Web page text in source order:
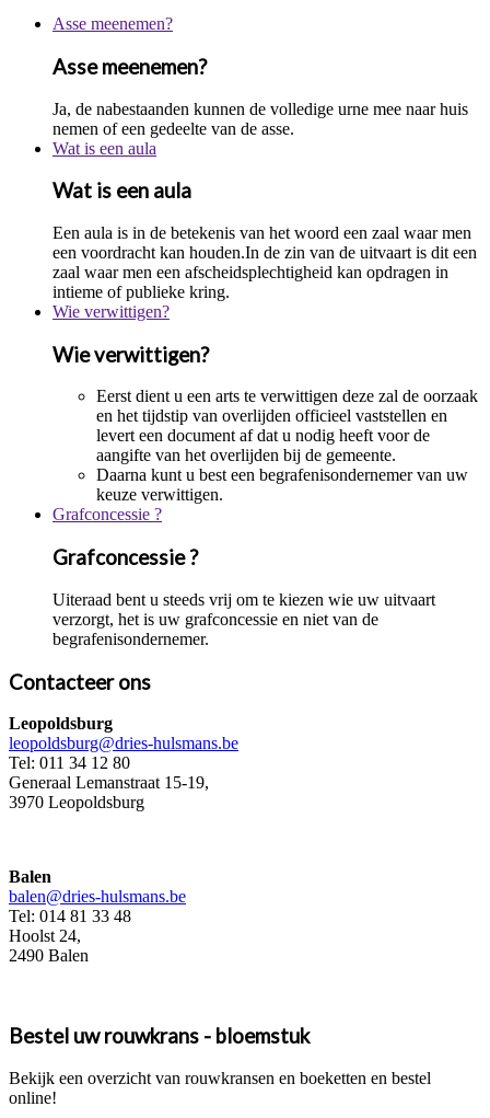
Asse meenemen?
Asse meenemen?
Ja, de nabestaanden kunnen de volledige urne mee naar huis
nemen of een gedeelte van de asse.
Wat is een aula
Wat is een aula
Een aula is in de betekenis van het woord een zaal waar men
een voordracht kan houden.In de zin van de uitvaart is dit een
zaal waar men een afscheidsplechtigheid kan opdragen in
intieme of publieke kring.
Wie verwittigen?
Wie verwittigen?
Eerst dient u een arts te verwittigen deze zal de oorzaak
en het tijdstip van overlijden officieel vaststellen en
levert een document af dat u nodig heeft voor de
aangifte van het overlijden bij de gemeente.
Daarna kunt u best een begrafenisondernemer van uw
keuze verwittigen.
Grafconcessie ?
Grafconcessie ?
Uiteraad bent u steeds vrij om te kiezen wie uw uitvaart
verzorgt, het is uw grafconcessie en niet van de
begrafenisondernemer.
Contacteer ons
Leopoldsburg
leopoldsburg@dries-hulsmans.be
Tel: 011 34 12 80
Generaal Lemanstraat 15-19,
3970 Leopoldsburg
Balen
balen@dries-hulsmans.be
Tel: 014 81 33 48
Hoolst 24,
2490 Balen
Bestel uw rouwkrans - bloemstuk
Bekijk een overzicht van rouwkransen en boeketten en bestel
online!